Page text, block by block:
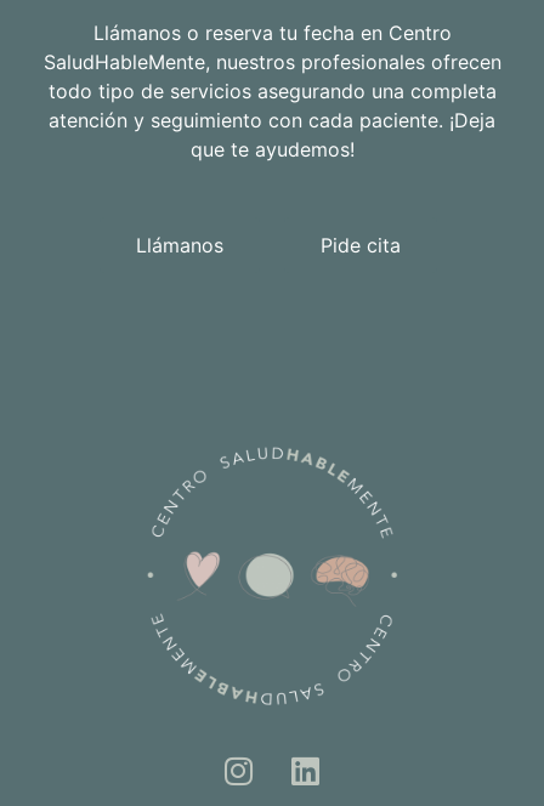
Llámanos o reserva tu fecha en Centro
SaludHableMente, nuestros profesionales ofrecen
todo tipo de servicios asegurando una completa
atención y seguimiento con cada paciente. ¡Deja
que te ayudemos!
Llámanos Pide cita